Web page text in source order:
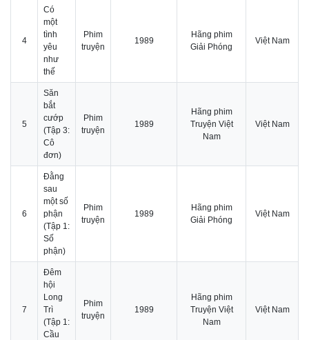
4
Có
một
tình
yêu
như
thế
Phim
truyện
1989
Hãng phim
Giải Phóng
Việt Nam
5
Săn
bắt
cướp
(Tập 3:
Cô
đơn)
Phim
truyện
1989
Hãng phim
Truyện Việt
Nam
Việt Nam
6
Đằng
sau
một số
phận
(Tập 1:
Số
phận)
Phim
truyện
1989
Hãng phim
Giải Phóng
Việt Nam
7
Đêm
hội
Long
Trì
(Tập 1:
Cầu
Phim
truyện
1989
Hãng phim
Truyện Việt
Nam
Việt Nam